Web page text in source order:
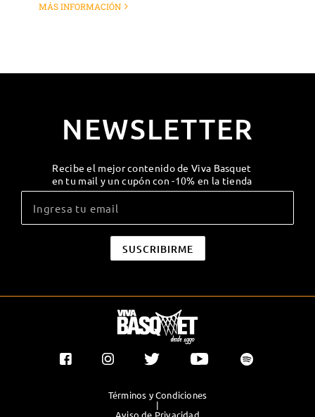
MÁS INFORMACIÓN
NEWSLETTER
Recibe el mejor contenido de Viva Basquet
en tu mail y un cupón con -10% en la tienda
Términos y Condiciones
|
Aviso de Privacidad